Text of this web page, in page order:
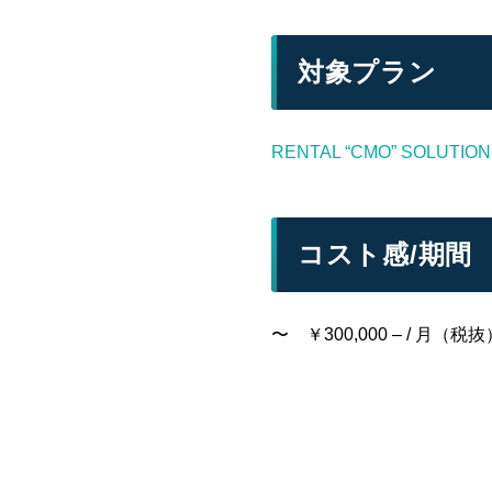
対象プラン
RENTAL “CMO” SOLUTION
コスト感/期間
〜 ￥300,000 – / 月（税抜